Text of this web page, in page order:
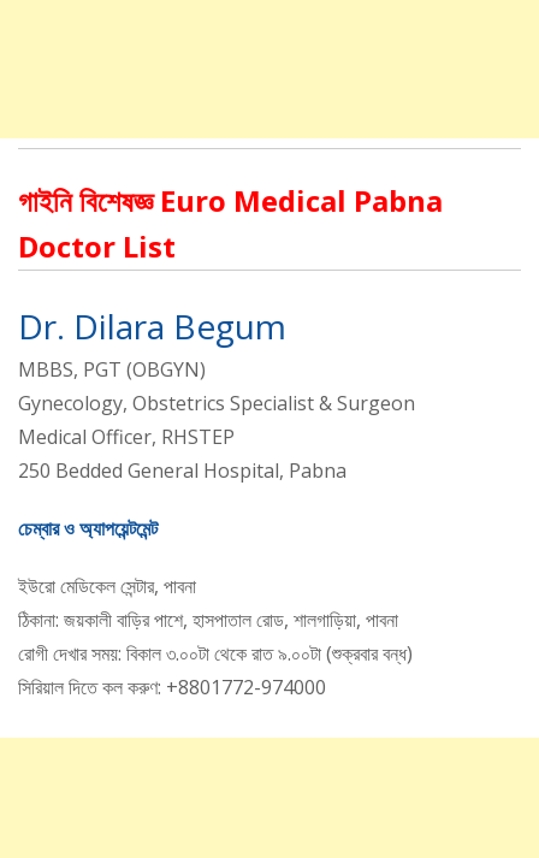
গাইনি বিশেষজ্ঞ Euro Medical Pabna
Doctor List
Dr. Dilara Begum
MBBS, PGT (OBGYN)
Gynecology, Obstetrics Specialist & Surgeon
Medical Officer, RHSTEP
250 Bedded General Hospital, Pabna
চেম্বার ও অ্যাপয়েন্টমেন্ট
ইউরো মেডিকেল সেন্টার, পাবনা
ঠিকানা: জয়কালী বাড়ির পাশে, হাসপাতাল রোড, শালগাড়িয়া, পাবনা
রোগী দেখার সময়: বিকাল ৩.০০টা থেকে রাত ৯.০০টা (শুক্রবার বন্ধ)
সিরিয়াল দিতে কল করুণ: +8801772-974000